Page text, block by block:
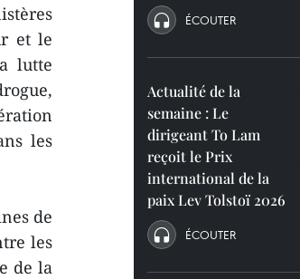
et le
lutte
les
de
les
de la
ÉCOUTER
Actualité de la
semaine : Le
dirigeant To Lam
reçoit le Prix
international de la
paix Lev Tolstoï 2026
ÉCOUTER